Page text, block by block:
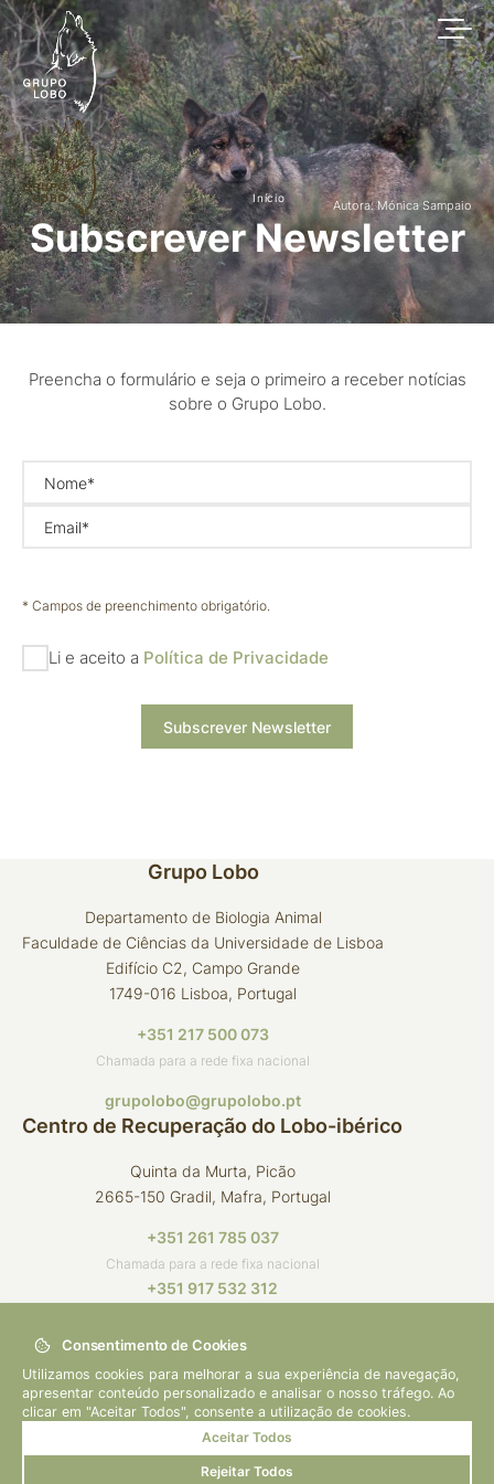
Autora: Mónica Sampaio
Início
Subscrever Newsletter
Preencha o formulário e seja o primeiro a receber notícias
sobre o Grupo Lobo.
Nome*
Email*
* Campos de preenchimento obrigatório.
Li e aceito a Política de Privacidade
Subscrever Newsletter
Grupo Lobo
Departamento de Biologia Animal
Faculdade de Ciências da Universidade de Lisboa
Edifício C2, Campo Grande
1749-016 Lisboa, Portugal
+351 217 500 073
Chamada para a rede fixa nacional
grupolobo@grupolobo.pt
Centro de Recuperação do Lobo-ibérico
Quinta da Murta, Picão
2665-150 Gradil, Mafra, Portugal
+351 261 785 037
Chamada para a rede fixa nacional
+351 917 532 312
crli@grupolobo.pt
© 2026 Grupo Lobo
Bybluesoft.pt
Consentimento de Cookies
Utilizamos cookies para melhorar a sua experiência de navegação,
apresentar conteúdo personalizado e analisar o nosso tráfego. Ao
clicar em "Aceitar Todos", consente a utilização de cookies.
Rejeitar Todos
Aceitar Todos